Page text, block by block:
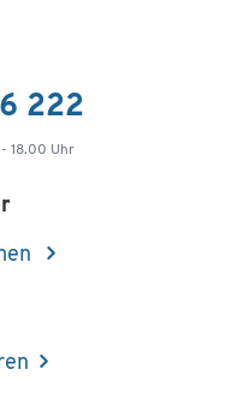
222
18.00 Uhr